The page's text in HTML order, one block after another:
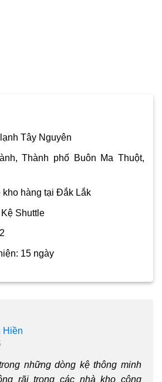
Tây Nguyên
Thành phố Buôn Ma Thuột,
kho hàng tại Đắk Lắk
Shuttle
15 ngày
Hiền
những dòng kệ thông minh
rãi trong các nhà kho công